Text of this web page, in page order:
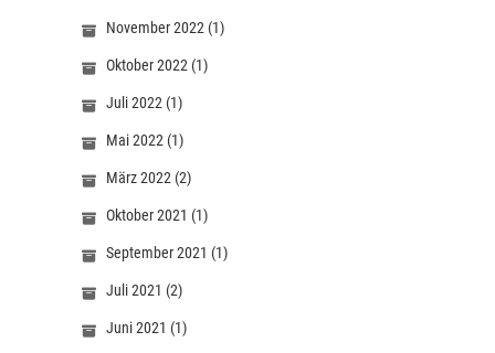
November 2022 (1)
Oktober 2022 (1)
Juli 2022 (1)
Mai 2022 (1)
März 2022 (2)
Oktober 2021 (1)
September 2021 (1)
Juli 2021 (2)
Juni 2021 (1)